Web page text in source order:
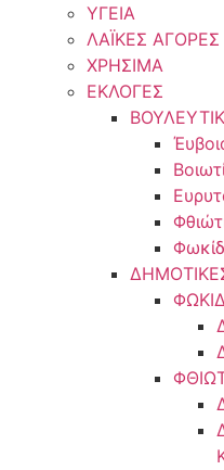
ΥΓΕΙΑ
ΛΑΪΚΕΣ ΑΓΟΡΕΣ
ΧΡΗΣΙΜΑ
ΕΚΛΟΓΕΣ